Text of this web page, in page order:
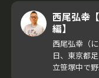
今回の動画で
から導き出し
伸びる強豪中
西尾弘幸
編】
西尾弘幸（
日、東京都
立笹塚中で